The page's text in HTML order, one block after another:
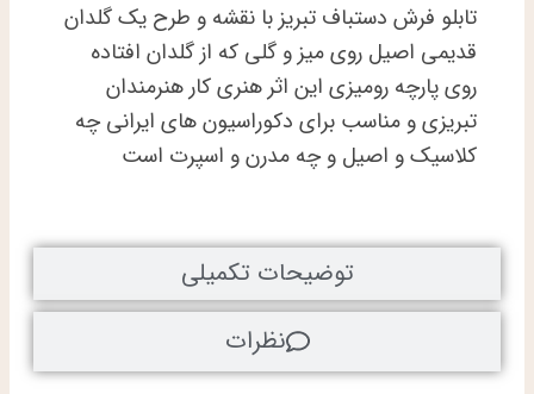
توضیحات تکمیلی
نظرات
تابلو فرش دستباف تبریز با نقشه و طرح یک گلدان
قدیمی اصیل روی میز و گلی که از گلدان افتاده
روی پارچه رومیزی این اثر هنری کار هنرمندان
تبریزی و مناسب برای دکوراسیون های ایرانی چه
کلاسیک و اصیل و چه مدرن و اسپرت است